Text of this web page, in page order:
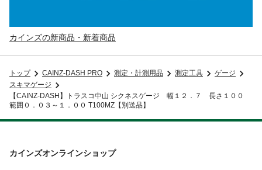
カインズの新商品・新着商品
トップ CAINZ-DASH PRO 測定・計測用品 測定工具
ゲージ
スキマゲージ
【CAINZ-DASH】トラスコ中山 シクネスゲージ 幅１２．７ 長さ１００
範囲０．０３～１．００ T100MZ【別送品】
カインズオンラインショップ